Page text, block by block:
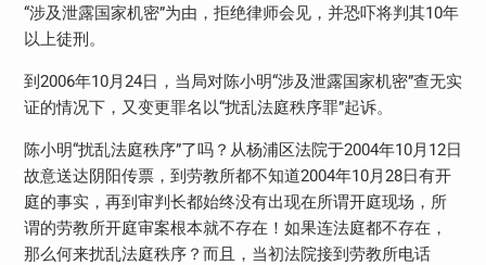
“涉及泄露国家机密”为由，拒绝律师会见，并恐吓将判其10年
以上徒刑。
到 2006年10月24日，当局对陈小明“涉及泄露国家机密”查无实
证的情况下，又变更罪名以“扰乱法庭秩序罪”起诉。
陈小明“扰乱法庭秩序”了吗？从杨浦区法院于2004年10月 12日
故意送达阴阳传票，到劳教所都不知道2004年10月28日有开
庭的事实，再到审判长都始终没有出现在所谓开庭现场，所
谓的劳教所开庭审案根本就不存在！如果连法庭都不存在，
那么何来扰乱法庭秩序？而且，当初法院接到劳教所电话